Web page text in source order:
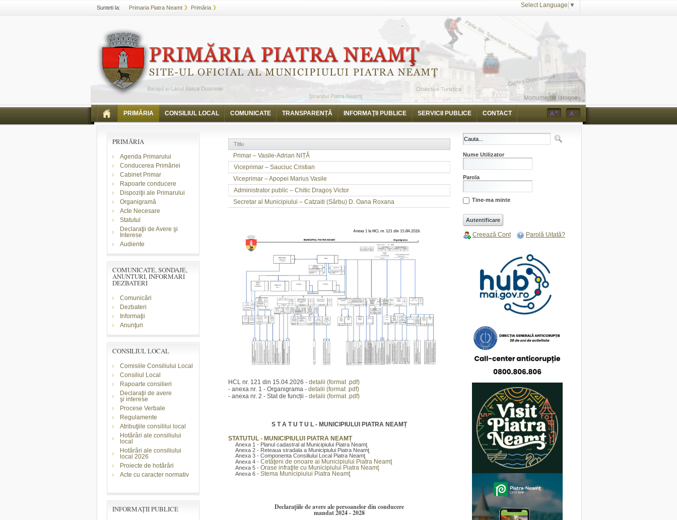
Sunteti la: Primaria Piatra Neamt Primăria Select Language ▼
PRIMĂRIA CONSILIUL LOCAL COMUNICATE TRANSPARENȚĂ INFORMAŢII PUBLICE SERVICII PUBLICE CONTACT
PRIMĂRIA
Agenda Primarului
Conducerea Primăriei
Cabinet Primar
Rapoarte conducere
Dispoziţii ale Primarului
Organigramă
Acte Necesare
Statutul
Declaraţii de Avere şi
Interese
Audiente
COMUNICATE, SONDAJE,
ANUNTURI, INFORMARI
DEZBATERI
Comunicări
Dezbateri
Informaţii
Anunţuri
CONSILIUL LOCAL
Comisiile Consiliului Local
Consiliul Local
Rapoarte consilieri
Declaraţii de avere
şi interese
Procese Verbale
Regulamente
Atribuţiile consililui local
Hotărâri ale consiliului
local
Hotărâri ale consiliului
local 2026
Proiecte de hotărâri
Acte cu caracter normativ
INFORMAŢII PUBLICE
Titlu
Primar – Vasile-Adrian NIȚĂ
Viceprimar – Sauciuc Cristian
Viceprimar – Apopei Marius Vasile
Administrator public – Chitic Dragoș Victor
Secretar al Municipiului – Catzaiti (Sârbu) D. Oana Roxana
HCL nr. 121 din 15.04.2026 - detalii (format .pdf)
- anexa nr. 1 - Organigrama - detalii (format .pdf)
- anexa nr. 2 - Stat de funcții - detalii (format .pdf)
S T A T U T U L - MUNICIPIULUI PIATRA NEAMȚ
STATUTUL - MUNICIPIULUI PIATRA NEAMȚ
Anexa 1 - Planul cadastral al Municipiului Piatra Neamţ
Anexa 2 - Reteaua stradala a Municipiului Piatra Neamţ
Anexa 3 - Componenta Consiliului Local Piatra Neamţ
Anexa 4 - Cetăţeni de onoare ai Municipiului Piatra Neamţ
Anexa 5 - Orase infraţite cu Municipiului Piatra Neamţ
Anexa 6 - Stema Municipiului Piatra Neamţ
Declarațiile de avere ale persoanelor din conducere
mandat 2024 - 2028
Nume Utilizator
Parola
Tine-ma minte
Creează Cont Parolă Uitată?